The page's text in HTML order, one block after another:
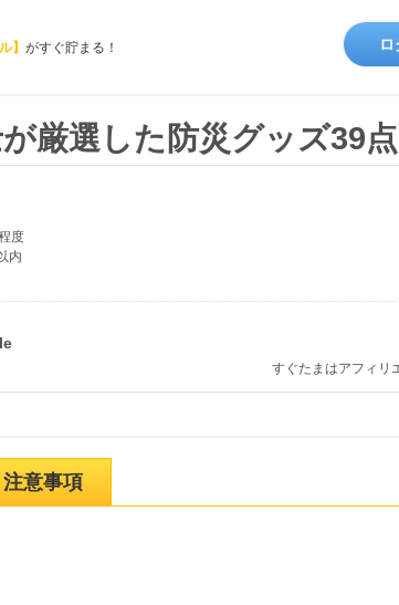
】 がすぐ貯まる！
厳選した防災グッズ39
度
内
すぐたまはアフィリ
注意事項